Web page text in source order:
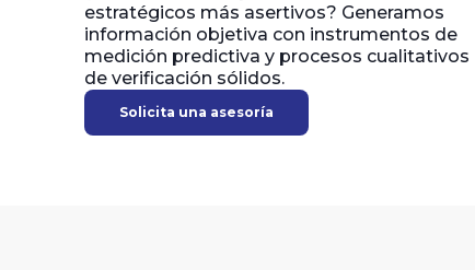
estratégicos más asertivos? Generamos
información objetiva con instrumentos de
medición predictiva y procesos cualitativos
de verificación sólidos.
Solicita una asesoría